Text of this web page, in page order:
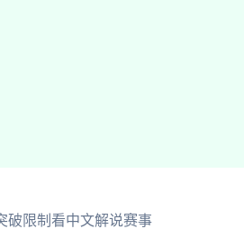
破限制看中文解说赛事